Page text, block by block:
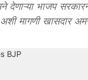
देणाऱ्या भाजप
अशी मागणी खासदार